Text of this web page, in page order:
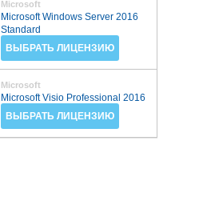
Microsoft
Microsoft Windows Server 2016
Standard
ВЫБРАТЬ ЛИЦЕНЗИЮ
Microsoft
Microsoft Visio Professional 2016
ВЫБРАТЬ ЛИЦЕНЗИЮ